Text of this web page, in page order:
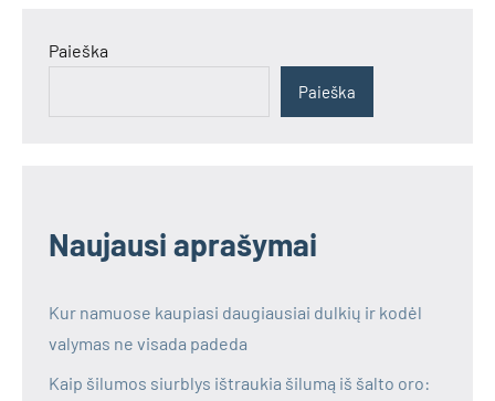
Paieška
Paieška
Naujausi aprašymai
Kur namuose kaupiasi daugiausiai dulkių ir kodėl
valymas ne visada padeda
Kaip šilumos siurblys ištraukia šilumą iš šalto oro: